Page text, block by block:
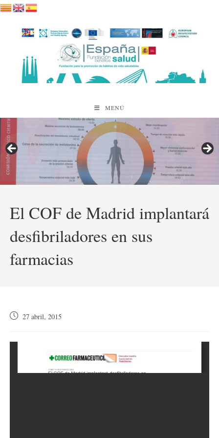
Saltar
contenido
MENÚ
El COF de Madrid implantará
desfibriladores en sus
farmacias
Publicación
27 abril, 2015